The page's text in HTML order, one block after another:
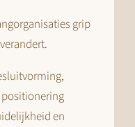
grip
en